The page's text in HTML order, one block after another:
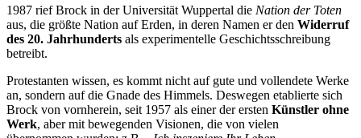
1987 rief Brock in der Universität Wuppertal die Nation der Toten
aus, die größte Nation auf Erden, in deren Namen er den Widerruf
des 20. Jahrhunderts als experimentelle Geschichtsschreibung
betreibt.
Protestanten wissen, es kommt nicht auf gute und vollendete Werke
an, sondern auf die Gnade des Himmels. Deswegen etablierte sich
Brock von vornherein, seit 1957 als einer der ersten Künstler ohne
Werk, aber mit bewegenden Visionen, die von vielen